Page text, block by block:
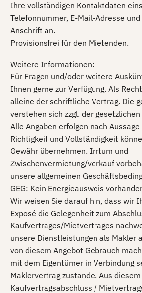
Ihre vollständigen Kontaktdaten
Telefonnummer, E-Mail-Adresse
Anschrift an.
Provisionsfrei für den Mietenden.
Weitere Informationen:
Für Fragen und/oder weitere
Ihnen gerne zur Verfügung. Als
alleine der schriftliche Vertrag. Die
verstehen sich zzgl. der
Alle Angaben erfolgen nach
Richtigkeit und Vollständigkeit
Gewähr übernehmen. Irrtum und
Zwischenvermietung/verkauf
unsere allgemeinen
GEG: Kein Energieausweis
Wir weisen Sie darauf hin, dass wir
Exposé die Gelegenheit zum
Kaufvertrages/Mietvertrages
unsere Dienstleistungen als Makler
von diesem Angebot Gebrauch
mit dem Eigentümer in Verbindung
Maklervertrag zustande. Aus
Kaufvertragsabschluss /